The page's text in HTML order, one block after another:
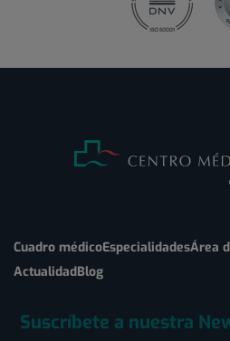
Cuadro médicoEspecialidadesÁrea
ActualidadBlog
Suscríbete a nuestra